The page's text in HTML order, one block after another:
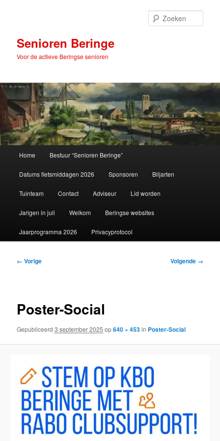
inhoudSenioren Beringe
Voor de actieve Beringse senioren
Home Bestuur “Senioren Beringe”
Datums fietsmiddagen 2026 Sponsoren Biljarten
Tuinteam Contact Adviseur Lid worden
Jarigen in juli Welkom Beringse websites
Jaarprogramma 2026 Privacyprotocol
Afbeeldingsnavigatie
← Vorige Volgende →
Poster-Social
Gepubliceerd3 september 2025 op640 × 453in Poster-Social